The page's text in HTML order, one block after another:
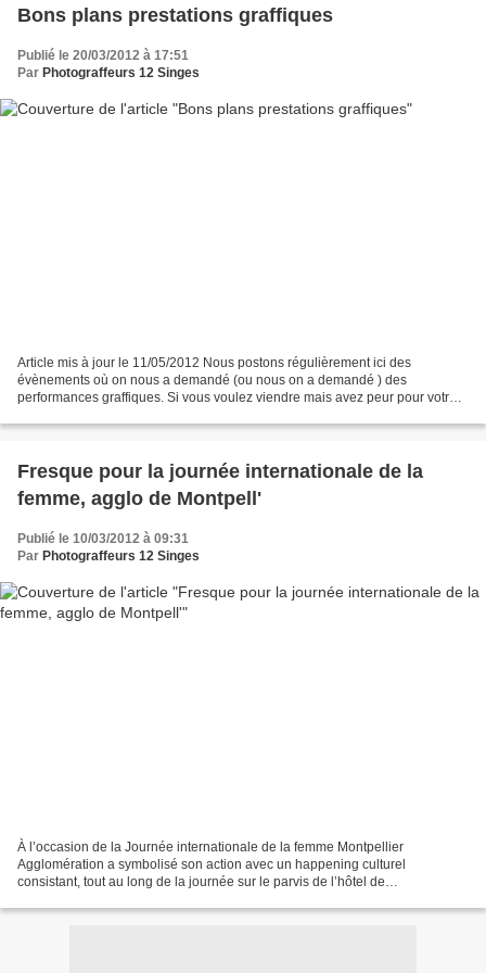
Bons plans prestations graffiques
Publié le 20/03/2012 à 17:51
Par Photograffeurs 12 Singes
Article mis à jour le 11/05/2012 Nous postons régulièrement ici des
évènements où on nous a demandé (ou nous on a demandé ) des
performances graffiques. Si vous voulez viendre mais avez peur pour votre
Fresque pour la journée internationale de la
femme, agglo de Montpell'
Publié le 10/03/2012 à 09:31
Par Photograffeurs 12 Singes
À l’occasion de la Journée internationale de la femme Montpellier
Agglomération a symbolisé son action avec un happening culturel
consistant, tout au long de la journée sur le parvis de l’hôtel de